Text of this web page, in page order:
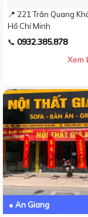
📍 221 Trần Quang
Hồ Chí Minh
📞 0932.385.878
Xem
● An Giang